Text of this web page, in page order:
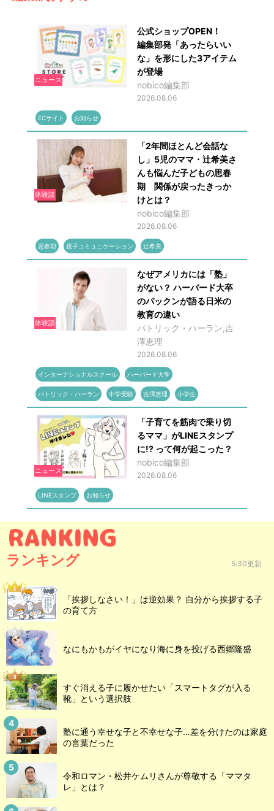
ニュース
公式ショップOPEN！
編集部発「あったらいい
な」を形にした3アイテム
が登場
nobico編集部
2026.08.06
ECサイト お知らせ
体験談
「2年間ほとんど会話な
し」5児のママ・辻希美さ
んも悩んだ子どもの思春
期 関係が戻ったきっか
けとは？
nobico編集部
2026.08.06
思春期 親子コミュニケーション 辻希美
体験談
なぜアメリカには「塾」
がない？ ハーバード大卒
のパックンが語る日米の
教育の違い
パトリック・ハーラン,吉
澤恵理
2026.08.06
インターナショナルスクール ハーバード大学
パトリック・ハーラン 中学受験 吉澤恵理 小学生
ニュース
「子育てを筋肉で乗り切
るママ」がLINEスタンプ
に!? って何が起こった？
nobico編集部
2026.08.06
LINEスタンプ お知らせ
ランキング 5:30更新
「挨拶しなさい！」は逆効果？ 自分から挨拶する子
の育て方
なにもかもがイヤになり海に身を投げる西郷隆盛
すぐ消える子に履かせたい「スマートタグが入る
靴」という選択肢
塾に通う幸せな子と不幸せな子…差を分けたのは家庭
の言葉だった
令和ロマン・松井ケムリさんが尊敬する「ママタ
レ」とは？